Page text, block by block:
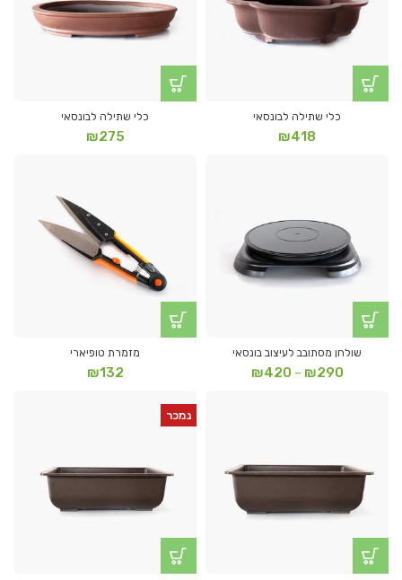
כלי שתילה לבונסאי
₪418
כלי שתילה לבונסאי
₪275
שולחן מסתובב לעיצוב בונסאי
₪290
–
₪420
מזמרת טופיארי
₪132
נמכר